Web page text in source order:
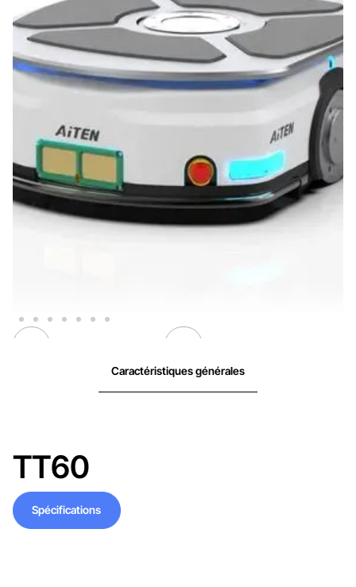
Caractéristiques générales
TT60
Spécifications